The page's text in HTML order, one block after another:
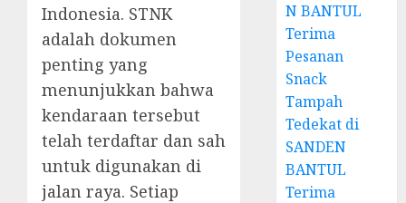
Indonesia. STNK
adalah dokumen
penting yang
menunjukkan bahwa
kendaraan tersebut
telah terdaftar dan sah
untuk digunakan di
jalan raya. Setiap
N BANTUL
Terima
Pesanan
Snack
Tampah
Tedekat di
SANDEN
BANTUL
Terima